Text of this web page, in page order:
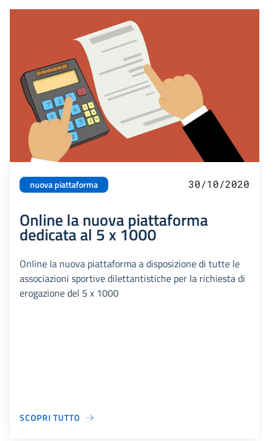
nuova piattaforma 30/10/2020
Online la nuova piattaforma
dedicata al 5 x 1000
Online la nuova piattaforma a disposizione di tutte le
associazioni sportive dilettantistiche per la richiesta di
erogazione del 5 x 1000
SCOPRI TUTTO